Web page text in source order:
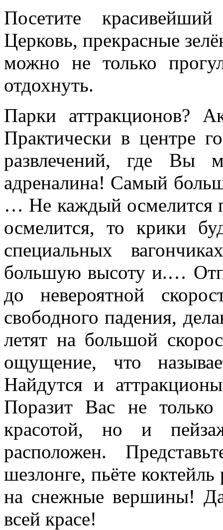
Посетите
Церковь, прекрасные
можно не только
отдохнуть.
Парки аттракционов?
Практически в центре
развлечений, где Вы
адреналина! Самый
… Не каждый осмелится
осмелится, то крики
специальных
большую высоту и.…
до невероятной
свободного падения,
летят на большой
ощущение, что
Найдутся и
Поразит Вас не
красотой, но и
расположен.
шезлонге, пьёте
на снежные вершины!
всей красе!